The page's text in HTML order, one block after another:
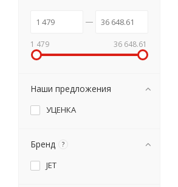
1 479 36 648.61
Наши предложения
УЦЕНКА
Бренд ?
JET